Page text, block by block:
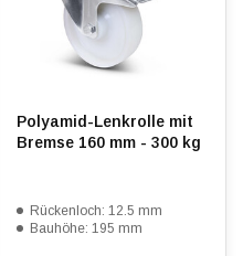
Polyamid-Lenkrolle mit
Bremse 160 mm - 300 kg
Rückenloch: 12.5 mm
Bauhöhe: 195 mm